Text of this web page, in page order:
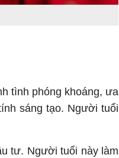
tình phóng khoáng, ưa
sáng tạo. Người tuổi
tư. Người tuổi này làm